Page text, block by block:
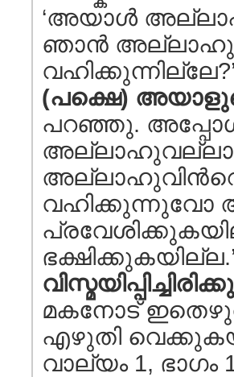
‘അയാള്‍
ഞാന്‍
(പക്ഷെ)
പറഞ്ഞു.
വഹിക്കുന്നുവോ
മകനോട്‌
എഴുതി
വാല്യം 1, ഭാഗം